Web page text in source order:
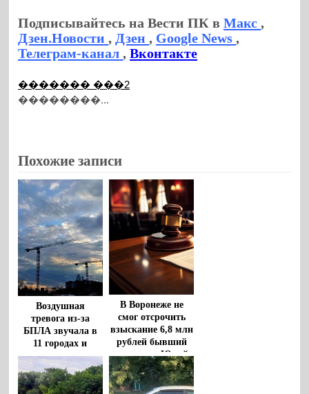
Подписывайтесь на Вести ПК вМакс,
Дзен.Новости, Дзен, Google News,
Телеграм-канал,Вконтакте
������� ���2
��������...
Похожие записи
Воздушная
тревога из-за
БПЛА звучала в
11 городах и
районах
Воронежской
области
В Воронеже не
смог отсрочить
взыскание 6,8 млн
рублей бывший
чиновник Юрий
Бавыкин